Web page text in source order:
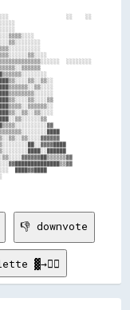
░░▓▓
░░    ░░
░░░░░░░░
████▓▓████
▒▒▒▒░░░░    ░░░░
░░░░░░
👎 downvote
▓→✊🏽